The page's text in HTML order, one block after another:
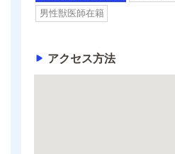
男性獣医師在籍
アクセス方法